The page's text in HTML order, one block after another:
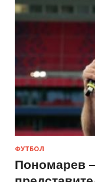
ФУТБОЛ
Пономарев